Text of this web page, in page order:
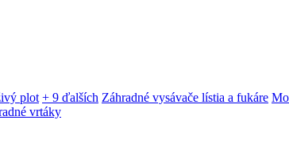
plot + 9 ďalších Záhradné vysávače lístia a fukáre
vrtáky